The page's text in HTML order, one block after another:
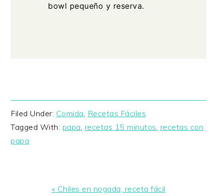
bowl pequeño y reserva.
Filed Under: Comida Recetas Fáciles
Tagged With: papa recetas 15 minutos recetas con
papa
Previous
« Chiles en nogada, receta fácil